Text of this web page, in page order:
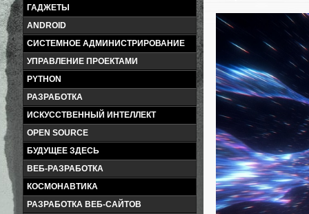
ГАДЖЕТЫ
ANDROID
СИСТЕМНОЕ АДМИНИСТРИРОВАНИЕ
УПРАВЛЕНИЕ ПРОЕКТАМИ
PYTHON
РАЗРАБОТКА
ИСКУССТВЕННЫЙ ИНТЕЛЛЕКТ
OPEN SOURCE
БУДУЩЕЕ ЗДЕСЬ
ВЕБ-РАЗРАБОТКА
КОСМОНАВТИКА
РАЗРАБОТКА ВЕБ-САЙТОВ